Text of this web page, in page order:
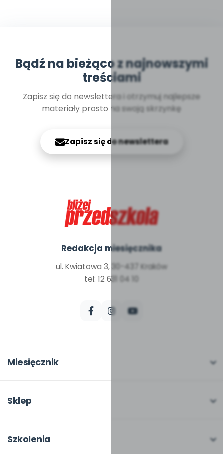
Bądź na bieżąco z najnowszymi
treściami
Zapisz się do newslettera i otrzymuj najlepsze
materiały prosto na swoją skrzynkę
Zapisz się do newslettera
Redakcja miesięcznika
ul. Kwiatowa 3, 30-437 Kraków
tel: 12 631 04 10
Miesięcznik
W numerze
Pomoce dydaktyczne
Sklep
Moje zakupy
Szkolenia